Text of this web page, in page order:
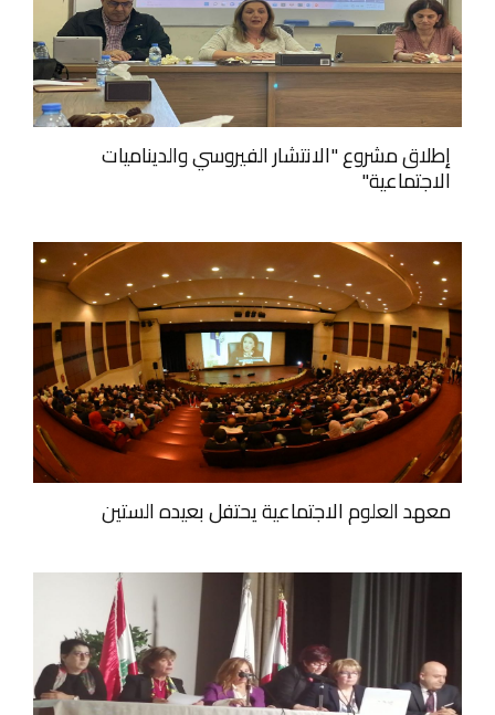
إطلاق مشروع "الانتشار الفيروسي والديناميات
الاجتماعية"
معهد العلوم الاجتماعية يحتفل بعيده الستين